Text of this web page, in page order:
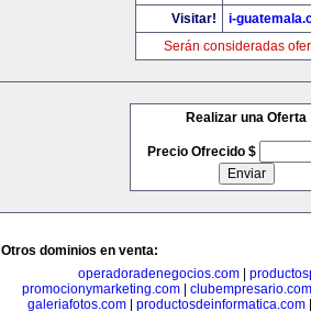
Visitar!
i-
Serán consideradas
Realizar una Oferta
Precio Ofrecido $
Otros dominios en venta:
operadoradenegocios.com|
promocionymarketing.com| clubempresario.com
galeriafotos.com
productosdeinformatica.com